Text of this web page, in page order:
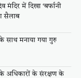
में दिखा ‘बर्फानी
सैलाब
साथ मनाया गया गुरु
अधिकारों के संरक्षण के